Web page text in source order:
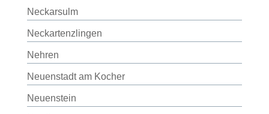
Neckarsulm
Neckartenzlingen
Nehren
Neuenstadt am Kocher
Neuenstein